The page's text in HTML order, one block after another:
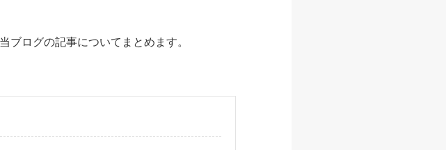
ログの記事についてまとめます。